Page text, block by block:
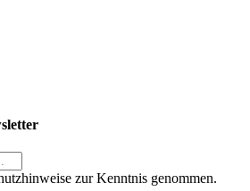
zur Kenntnis genommen.